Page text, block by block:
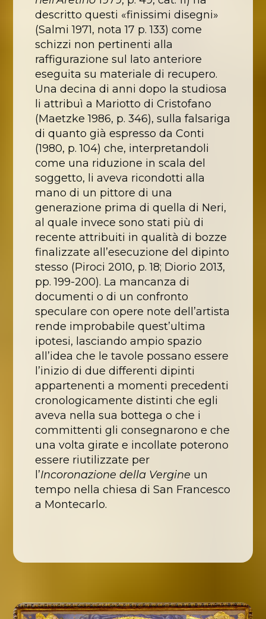
descritto questi «finissimi disegni»
(Salmi 1971, nota 17 p. 133) come
schizzi non pertinenti alla
raffigurazione sul lato anteriore
eseguita su materiale di recupero.
Una decina di anni dopo la studiosa
li attribuì a Mariotto di Cristofano
(Maetzke 1986, p. 346), sulla falsariga
di quanto già espresso da Conti
(1980, p. 104) che, interpretandoli
come una riduzione in scala del
soggetto, li aveva ricondotti alla
mano di un pittore di una
generazione prima di quella di Neri,
al quale invece sono stati più di
recente attribuiti in qualità di bozze
finalizzate all’esecuzione del dipinto
stesso (Piroci 2010, p. 18; Diorio 2013,
pp. 199-200). La mancanza di
documenti o di un confronto
speculare con opere note dell’artista
rende improbabile quest’ultima
ipotesi, lasciando ampio spazio
all’idea che le tavole possano essere
l’inizio di due differenti dipinti
appartenenti a momenti precedenti
cronologicamente distinti che egli
aveva nella sua bottega o che i
committenti gli consegnarono e che
una volta girate e incollate poterono
essere riutilizzate per
l’Incoronazione della Vergine un
tempo nella chiesa di San Francesco
a Montecarlo.